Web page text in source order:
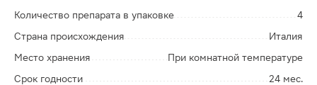
Количество препарата в упаковке
4
Страна происхождения
Италия
Место хранения
При комнатной температуре
Срок годности
24 мес.